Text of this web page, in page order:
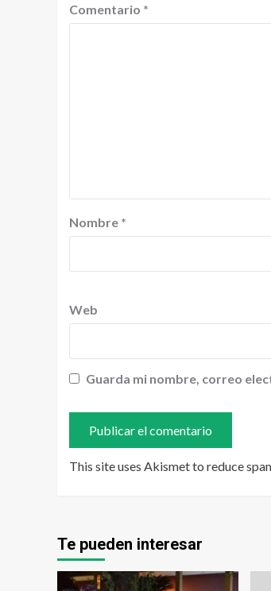
Comentario *
Nombre *
Web
Guarda mi nombre, correo
This site uses Akismet to reduce
Te pueden interesar